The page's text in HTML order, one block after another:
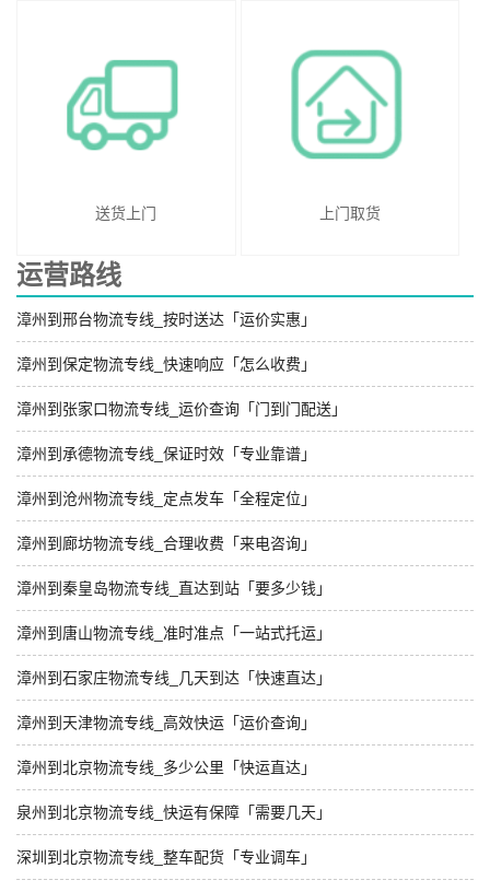
送货上门 上门取货
运营路线
漳州到邢台物流专线_按时送达「运价实惠」
漳州到保定物流专线_快速响应「怎么收费」
漳州到张家口物流专线_运价查询「门到门配送」
漳州到承德物流专线_保证时效「专业靠谱」
漳州到沧州物流专线_定点发车「全程定位」
漳州到廊坊物流专线_合理收费「来电咨询」
漳州到秦皇岛物流专线_直达到站「要多少钱」
漳州到唐山物流专线_准时准点「一站式托运」
漳州到石家庄物流专线_几天到达「快速直达」
漳州到天津物流专线_高效快运「运价查询」
漳州到北京物流专线_多少公里「快运直达」
泉州到北京物流专线_快运有保障「需要几天」
深圳到北京物流专线_整车配货「专业调车」